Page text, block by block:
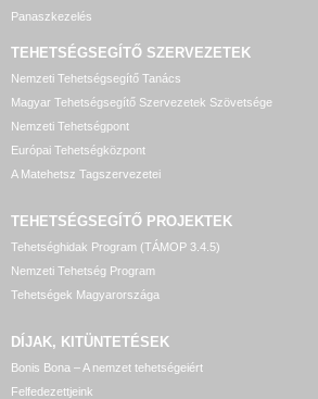
Panaszkezelés
TEHETSÉGSEGÍTŐ SZERVEZETEK
Nemzeti Tehetségsegítő Tanács
Magyar Tehetségsegítő Szervezetek Szövetsége
Nemzeti Tehetségpont
Európai Tehetségközpont
A Matehetsz Tagszervezetei
TEHETSÉGSEGÍTŐ PROJEKTEK
Tehetséghidak Program (TÁMOP 3.4.5)
Nemzeti Tehetség Program
Tehetségek Magyarországa
DÍJAK, KITÜNTETÉSEK
Bonis Bona – A nemzet tehetségeiért
Felfedezettjeink